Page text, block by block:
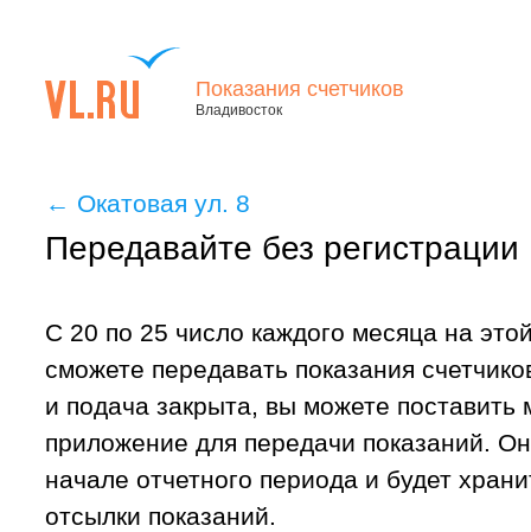
Показания счетчиков
Владивосток
← Окатовая ул. 8
Передавайте без регистрации
С 20 по 25 число каждого месяца на
сможете передавать показания
и подача закрыта, вы можете поставить
приложение для передачи показаний.
начале отчетного периода и будет
отсылки показаний.